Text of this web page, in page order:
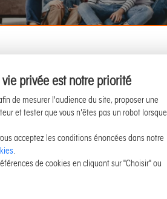
privée est notre priorité
de mesurer l'audience du site, proposer une
et tester que vous n'êtes pas un robot lorsque
acceptez les conditions énoncées dans notre
.
de cookies en cliquant sur "Choisir" ou
LISTE